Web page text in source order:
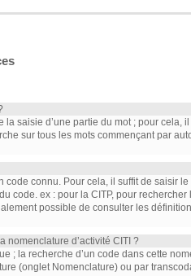
saisie d’une partie du mot ; pour cela,
sur tous les mots commençant par
code connu. Pour cela, il suffit de saisir
code. ex : pour la CITP, pour
possible de consulter les
nomenclature d’activité CITI ?
; la recherche d’un code dans cette
(onglet Nomenclature) ou par